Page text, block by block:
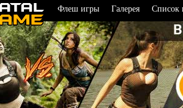
Флеш игры Галерея Список